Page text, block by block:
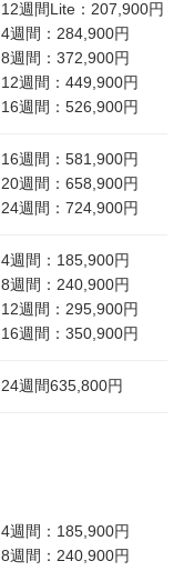
12週間Lite：207,900円
4週間：284,900円
8週間：372,900円
12週間：449,900円
16週間：526,900円
16週間：581,900円
20週間：658,900円
24週間：724,900円
4週間：185,900円
8週間：240,900円
12週間：295,900円
16週間：350,900円
24週間635,800円
4週間：185,900円
8週間：240,900円